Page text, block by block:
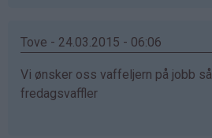
Tove - 24.03.2015 - 06:06
Vi ønsker oss vaffeljern på jobb
fredagsvaffler